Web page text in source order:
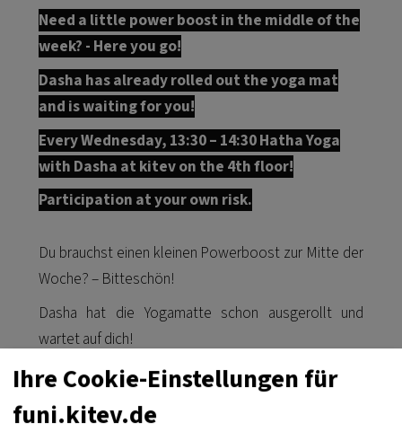
Need a little power boost in the middle of the
week? - Here you go!
Dasha has already rolled out the yoga mat
and is waiting for you!
Every Wednesday, 13:30 – 14:30 Hatha Yoga
with Dasha at kitev on the 4th floor!
Participation at your own risk.
Du brauchst einen kleinen Powerboost zur Mitte der
Woche? – Bitteschön!
Dasha hat die Yogamatte schon ausgerollt und
wartet auf dich!
Jeden Mittwoch, 13:30 – 14:30 Uhr Hatha-Yoga mit
Ihre Cookie-Einstellungen für
funi.kitev.de